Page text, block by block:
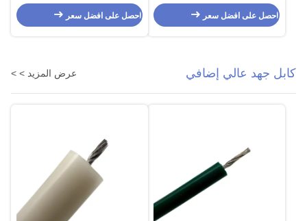
احصل على افضل سعر
24AWG PFA عزل ربط الأسلاك
احصل على افضل سعر
كابل جهد عالي إضافي عرض المزيد > >